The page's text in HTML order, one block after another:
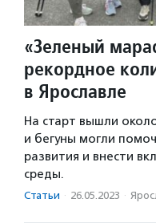
«Зеленый
рекордное
в Ярославле
На старт вышли
и бегуны могли
развития и внести
среды.
Статьи · 26.05.2023 ·